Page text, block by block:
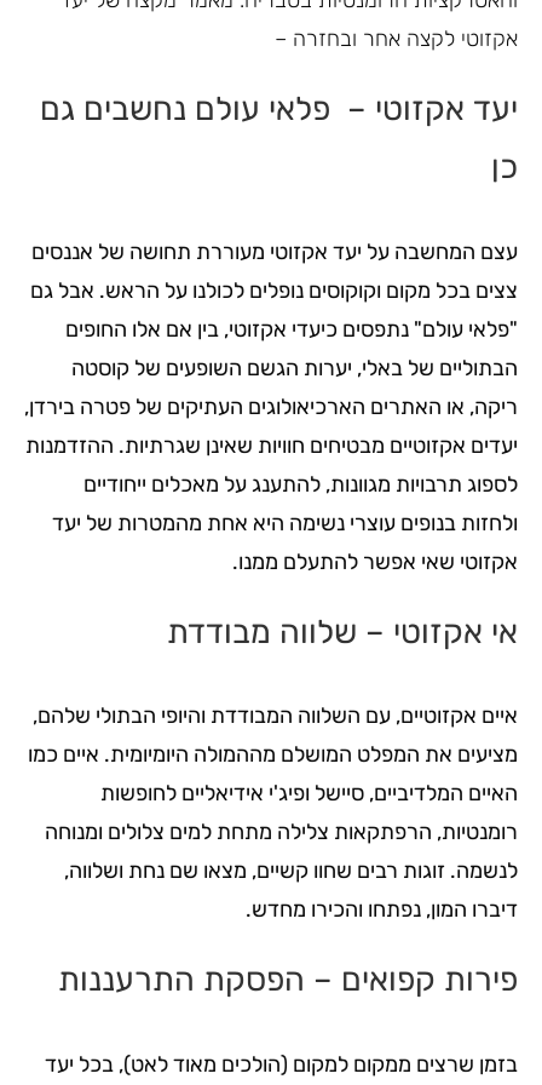
אקזוטי לקצה אחר ובחזרה –
יעד אקזוטי – פלאי עולם נחשבים גם
כן
עצם המחשבה על יעד אקזוטי מעוררת תחושה של אננסים
צצים בכל מקום וקוקוסים נופלים לכולנו על הראש. אבל גם
"פלאי עולם" נתפסים כיעדי אקזוטי, בין אם אלו החופים
הבתוליים של באלי, יערות הגשם השופעים של קוסטה
ריקה, או האתרים הארכיאולוגים העתיקים של פטרה בירדן,
יעדים אקזוטיים מבטיחים חוויות שאינן שגרתיות. ההזדמנות
לספוג תרבויות מגוונות, להתענג על מאכלים ייחודיים
ולחזות בנופים עוצרי נשימה היא אחת מהמטרות של יעד
אקזוטי שאי אפשר להתעלם ממנו.
אי אקזוטי – שלווה מבודדת
איים אקזוטיים, עם השלווה המבודדת והיופי הבתולי שלהם,
מציעים את המפלט המושלם מההמולה היומיומית. איים כמו
האיים המלדיביים, סיישל ופיג'י אידיאליים לחופשות
רומנטיות, הרפתקאות צלילה מתחת למים צלולים ומנוחה
לנשמה. זוגות רבים שחוו קשיים, מצאו שם נחת ושלווה,
דיברו המון, נפתחו והכירו מחדש.
פירות קפואים – הפסקת התרעננות
בזמן שרצים ממקום למקום (הולכים מאוד לאט), בכל יעד